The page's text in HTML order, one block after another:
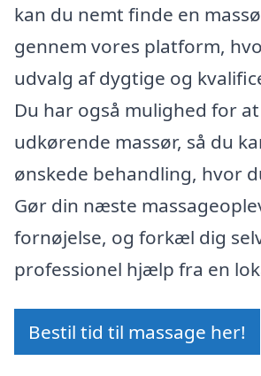
kan du nemt finde en
gennem vores platform,
udvalg af dygtige og
Du har også mulighed for
udkørende massør, så du
ønskede behandling, hvor
Gør din næste
fornøjelse, og forkæl dig
professionel hjælp fra en
Bestil tid til massage her!